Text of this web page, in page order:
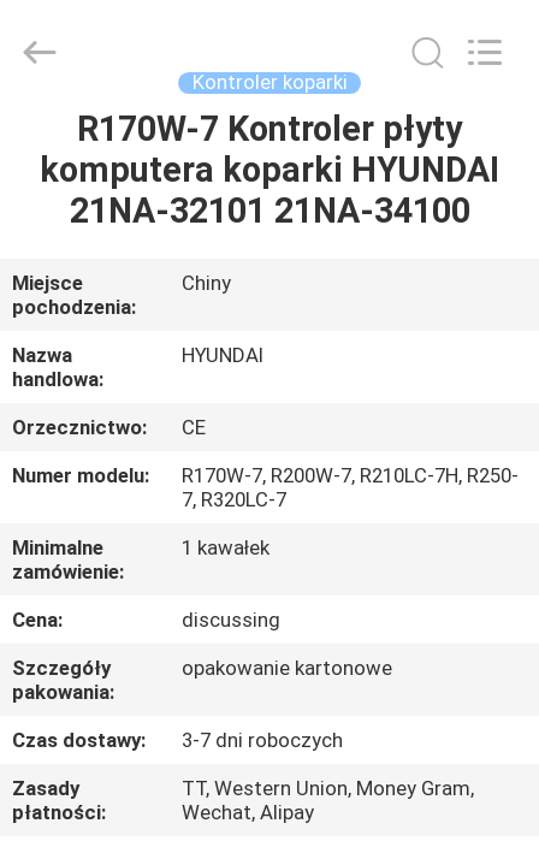
PRODUKTY
O
NAS
WYCIECZKA
PO
FABRYCE
KONTROLA
SKONTAKTUJ
SIĘ
Z
NAMI
Management
Services
Kontroler koparki
R170W-7 Kontroler płyty
komputera koparki HYUNDAI
21NA-32101 21NA-34100
Miejsce
pochodzenia:
Chiny
Nazwa
handlowa:
HYUNDAI
Orzecznictwo:
CE
Numer modelu:
R170W-7, R200W-7, R210LC-7H, R250-
7, R320LC-7
Minimalne
zamówienie:
1 kawałek
Cena:
discussing
Szczegóły
pakowania:
opakowanie kartonowe
Czas dostawy:
3-7 dni roboczych
Zasady
płatności:
TT, Western Union, Money Gram,
Wechat, Alipay